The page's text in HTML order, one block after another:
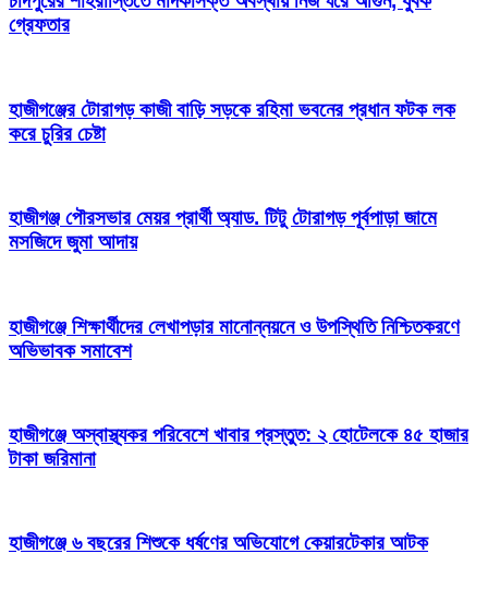
গ্রেফতার
হাজীগঞ্জের টোরাগড় কাজী বাড়ি সড়কে রহিমা ভবনের প্রধান ফটক লক
করে চুরির চেষ্টা
হাজীগঞ্জ পৌরসভার মেয়র প্রার্থী অ্যাড. টিটু টোরাগড় পূর্বপাড়া জামে
মসজিদে জুমা আদায়
হাজীগঞ্জে শিক্ষার্থীদের লেখাপড়ার মানোন্নয়নে ও উপস্থিতি নিশ্চিতকরণে
অভিভাবক সমাবেশ
হাজীগঞ্জে অস্বাস্থ্যকর পরিবেশে খাবার প্রস্তুত: ২ হোটেলকে ৪৫ হাজার
টাকা জরিমানা
হাজীগঞ্জে ৬ বছরের শিশুকে ধর্ষণের অভিযোগে কেয়ারটেকার আটক